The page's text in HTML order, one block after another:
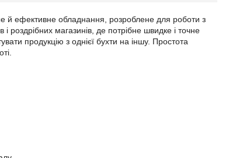
й ефективне обладнання, розроблене для роботи з
і роздрібних магазинів, де потрібне швидке і точне
продукцію з однієї бухти на іншу. Простота